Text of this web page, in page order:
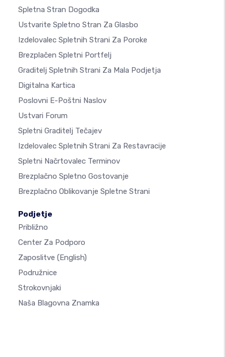
Spletna Stran Dogodka
Ustvarite Spletno Stran Za Glasbo
Izdelovalec Spletnih Strani Za Poroke
Brezplačen Spletni Portfelj
Graditelj Spletnih Strani Za Mala Podjetja
Digitalna Kartica
Poslovni E-Poštni Naslov
Ustvari Forum
Spletni Graditelj Tečajev
Izdelovalec Spletnih Strani Za Restavracije
Spletni Načrtovalec Terminov
Brezplačno Spletno Gostovanje
Brezplačno Oblikovanje Spletne Strani
Podjetje
Približno
Center Za Podporo
Zaposlitve (English)
Podružnice
Strokovnjaki
Naša Blagovna Znamka